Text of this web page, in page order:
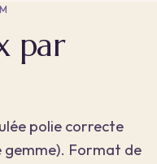
par
polie correcte
Format de